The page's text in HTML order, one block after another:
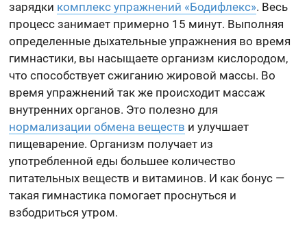
зарядки комплекс упражнений «Бодифлекс». Весь
процесс занимает примерно 15 минут. Выполняя
определенные дыхательные упражнения во время
гимнастики, вы насыщаете организм кислородом,
что способствует сжиганию жировой массы. Во
время упражнений так же происходит массаж
внутренних органов. Это полезно для
нормализации обмена веществ и улучшает
пищеварение. Организм получает из
употребленной еды большее количество
питательных веществ и витаминов. И как бонус —
такая гимнастика помогает проснуться и
взбодриться утром.